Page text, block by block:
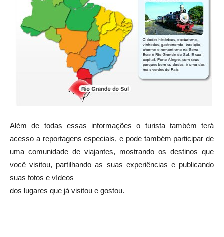
Além de todas essas informações o turista também terá
acesso a reportagens especiais, e pode também participar de
uma comunidade de viajantes, mostrando os destinos que
você visitou, partilhando as suas experiências e publicando
suas fotos e vídeos
dos lugares que já visitou e gostou.